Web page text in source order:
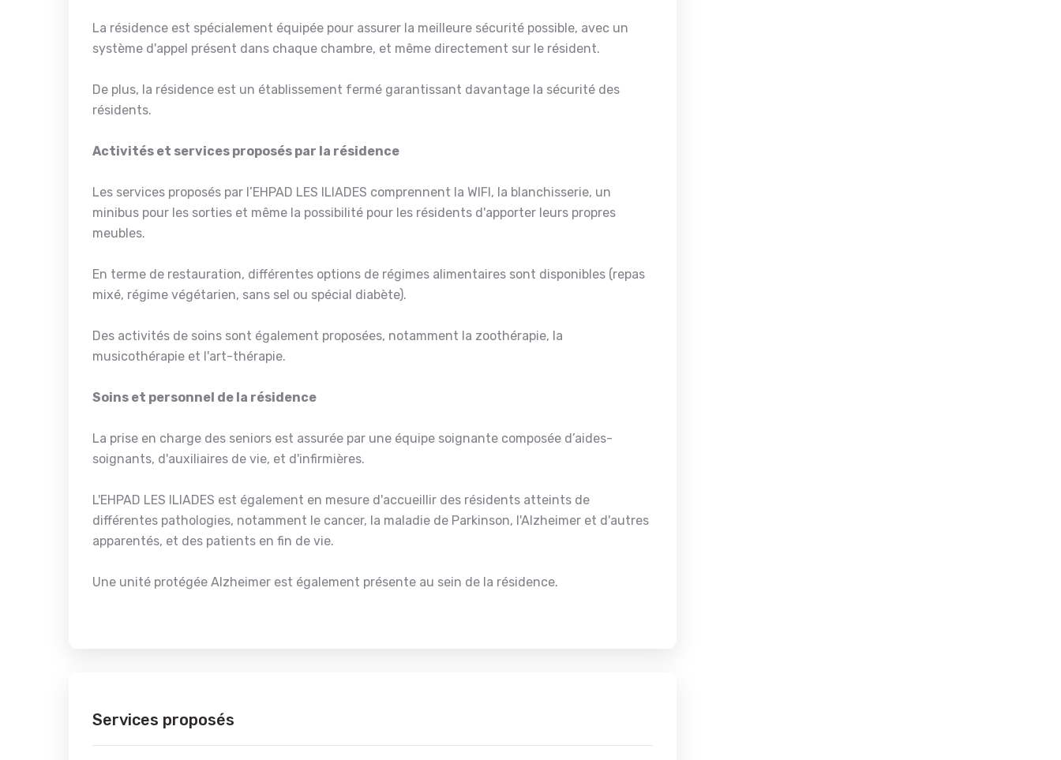
La résidence est spécialement équipée pour assurer la meilleure sécurité possible, avec un
système d'appel présent dans chaque chambre, et même directement sur le résident.
De plus, la résidence est un établissement fermé garantissant davantage la sécurité des
résidents.
Activités et services proposés par la résidence
Les services proposés par l’EHPAD LES ILIADES comprennent la WIFI, la blanchisserie, un
minibus pour les sorties et même la possibilité pour les résidents d'apporter leurs propres
meubles.
En terme de restauration, différentes options de régimes alimentaires sont disponibles (repas
mixé, régime végétarien, sans sel ou spécial diabète).
Des activités de soins sont également proposées, notamment la zoothérapie, la
musicothérapie et l'art-thérapie.
Soins et personnel de la résidence
La prise en charge des seniors est assurée par une équipe soignante composée d’aides-
soignants, d'auxiliaires de vie, et d'infirmières.
L'EHPAD LES ILIADES est également en mesure d'accueillir des résidents atteints de
différentes pathologies, notamment le cancer, la maladie de Parkinson, l'Alzheimer et d'autres
apparentés, et des patients en fin de vie.
Une unité protégée Alzheimer est également présente au sein de la résidence.
Services proposés